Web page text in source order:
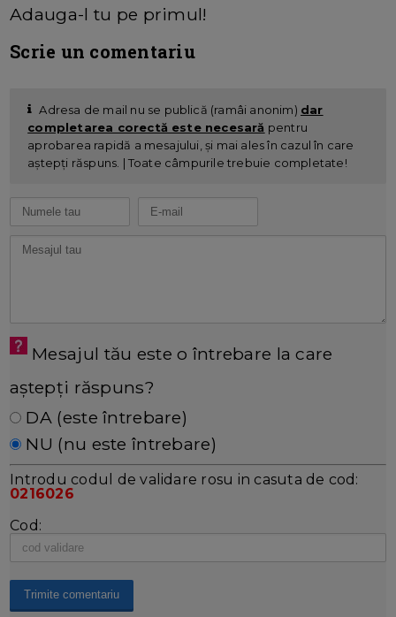
Adauga-l tu pe primul!
Scrie un comentariu
Adresa de mail nu se publică (ramâi anonim) dar
completarea corectă este necesară pentru
aprobarea rapidă a mesajului, și mai ales în cazul în care
aștepți răspuns. | Toate câmpurile trebuie completate!
Mesajul tău este o întrebare la care
aștepți răspuns?
DA (este întrebare)
NU (nu este întrebare)
Introdu codul de validare rosu in casuta de cod:
0216026
Cod: